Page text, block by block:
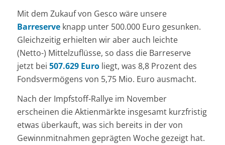
Mit dem Zukauf von Gesco wäre unsere
Barreserveknapp unter 500.000 Euro gesunken.
Gleichzeitig erhielten wir aber auch leichte
(Netto-) Mittelzuflüsse, so dass die Barreserve
jetzt bei 507.629 Euroliegt, was 8,8 Prozent des
Fondsvermögens von 5,75 Mio. Euro ausmacht.
Nach der Impfstoff-Rallye im November
erscheinen die Aktienmärkte insgesamt kurzfristig
etwas überkauft, was sich bereits in der von
Gewinnmitnahmen geprägten Woche gezeigt hat.